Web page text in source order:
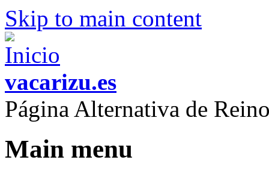
Skip to main content
vacarizu.es
Página Alternativa de
Main menu